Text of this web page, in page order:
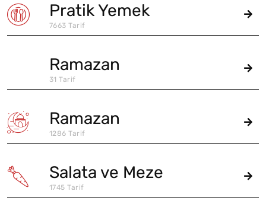
Pratik Yemek
7663 Tarif
Ramazan
31 Tarif
Ramazan
1286 Tarif
Salata ve Meze
1745 Tarif